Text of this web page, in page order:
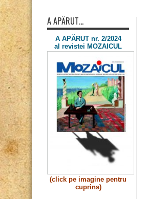
A APĂRUT…
A APĂRUT nr. 2/2024
al revistei MOZAICUL
(click pe imagine pentru
cuprins)